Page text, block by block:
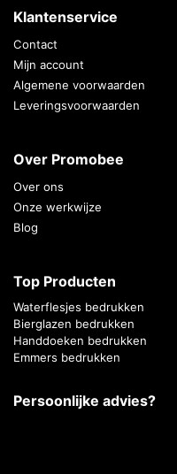
Klantenservice
Contact
Mijn account
Algemene voorwaarden
Leveringsvoorwaarden
Over Promobee
Over ons
Onze werkwijze
Blog
Top Producten
Waterflesjes bedrukken
Bierglazen bedrukken
Handdoeken bedrukken
Emmers bedrukken
Persoonlijke advies?